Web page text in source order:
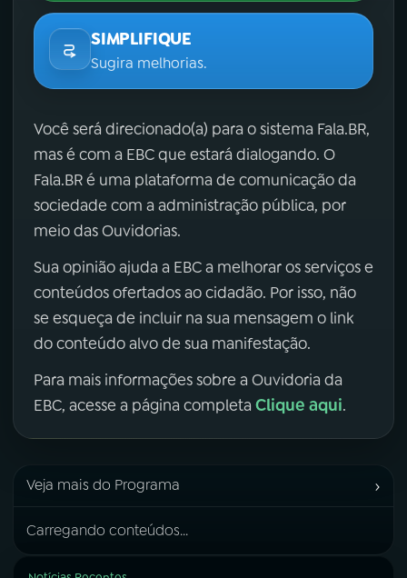
SIMPLIFIQUE
Sugira melhorias.
Você será direcionado(a) para o sistema Fala.BR,
mas é com a EBC que estará dialogando. O
Fala.BR é uma plataforma de comunicação da
sociedade com a administração pública, por
meio das Ouvidorias.
Sua opinião ajuda a EBC a melhorar os serviços e
conteúdos ofertados ao cidadão. Por isso, não
se esqueça de incluir na sua mensagem o link
do conteúdo alvo de sua manifestação.
Para mais informações sobre a Ouvidoria da
EBC, acesse a página completa Clique aqui.
Veja mais do Programa ›
Carregando conteúdos...